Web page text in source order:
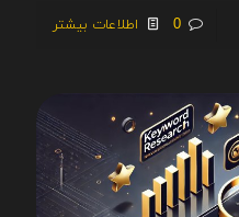
0 اطلاعات بیشتر